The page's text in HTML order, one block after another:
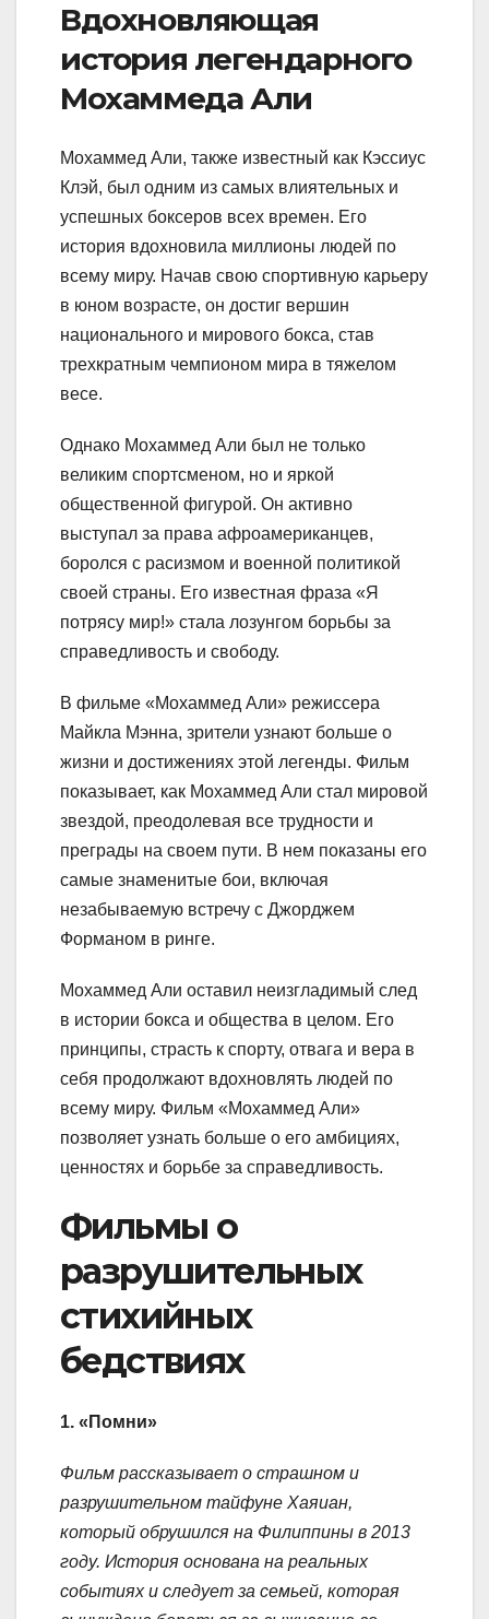
Вдохновляющая
история легендарного
Мохаммеда Али
Мохаммед Али, также известный как Кэссиус
Клэй, был одним из самых влиятельных и
успешных боксеров всех времен. Его
история вдохновила миллионы людей по
всему миру. Начав свою спортивную карьеру
в юном возрасте, он достиг вершин
национального и мирового бокса, став
трехкратным чемпионом мира в тяжелом
весе.
Однако Мохаммед Али был не только
великим спортсменом, но и яркой
общественной фигурой. Он активно
выступал за права афроамериканцев,
боролся с расизмом и военной политикой
своей страны. Его известная фраза «Я
потрясу мир!» стала лозунгом борьбы за
справедливость и свободу.
В фильме «Мохаммед Али» режиссера
Майкла Мэнна, зрители узнают больше о
жизни и достижениях этой легенды. Фильм
показывает, как Мохаммед Али стал мировой
звездой, преодолевая все трудности и
преграды на своем пути. В нем показаны его
самые знаменитые бои, включая
незабываемую встречу с Джорджем
Форманом в ринге.
Мохаммед Али оставил неизгладимый след
в истории бокса и общества в целом. Его
принципы, страсть к спорту, отвага и вера в
себя продолжают вдохновлять людей по
всему миру. Фильм «Мохаммед Али»
позволяет узнать больше о его амбициях,
ценностях и борьбе за справедливость.
Фильмы о
разрушительных
стихийных
бедствиях
1. «Помни»
Фильм рассказывает о страшном и
разрушительном тайфуне Хаяиан,
который обрушился на Филиппины в 2013
году. История основана на реальных
событиях и следует за семьей, которая